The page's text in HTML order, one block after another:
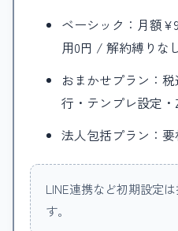
ベーシック：月額
用0円 / 解約縛りな
おまかせプラン：
行・テンプレ設定・
法人包括プラン：要
LINE連携など初期設定
す。